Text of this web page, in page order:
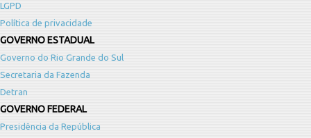
LGPD
Política de privacidade
GOVERNO ESTADUAL
Governo do Rio Grande do Sul
Secretaria da Fazenda
Detran
GOVERNO FEDERAL
Presidência da República